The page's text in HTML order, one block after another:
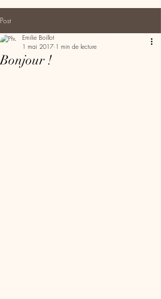
Post
Bonjour !
Emilie Boillot
1 mai 2017 1 min de lecture